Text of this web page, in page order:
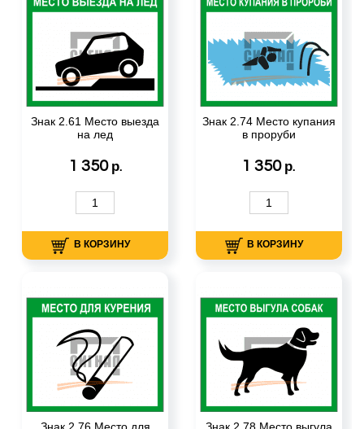
Знак 2.61 Место выезда
на лед
1 350 р.
В КОРЗИНУ
Знак 2.74 Место купания
в проруби
1 350 р.
В КОРЗИНУ